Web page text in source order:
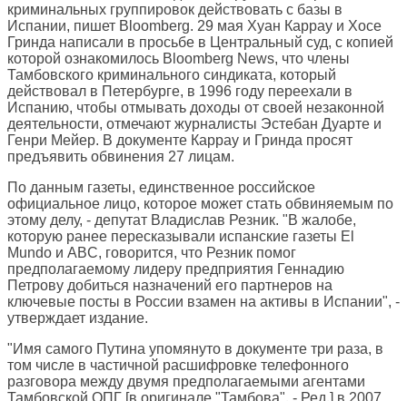
криминальных группировок действовать с базы в
Испании, пишет Bloomberg. 29 мая Хуан Каррау и Хосе
Гринда написали в просьбе в Центральный суд, с копией
которой ознакомилось Bloomberg News, что члены
Тамбовского криминального синдиката, который
действовал в Петербурге, в 1996 году переехали в
Испанию, чтобы отмывать доходы от своей незаконной
деятельности, отмечают журналисты Эстебан Дуарте и
Генри Мейер. В документе Каррау и Гринда просят
предъявить обвинения 27 лицам.
По данным газеты, единственное российское
официальное лицо, которое может стать обвиняемым по
этому делу, - депутат Владислав Резник. "В жалобе,
которую ранее пересказывали испанские газеты El
Mundo и ABC, говорится, что Резник помог
предполагаемому лидеру предприятия Геннадию
Петрову добиться назначений его партнеров на
ключевые посты в России взамен на активы в Испании", -
утверждает издание.
"Имя самого Путина упомянуто в документе три раза, в
том числе в частичной расшифровке телефонного
разговора между двумя предполагаемыми агентами